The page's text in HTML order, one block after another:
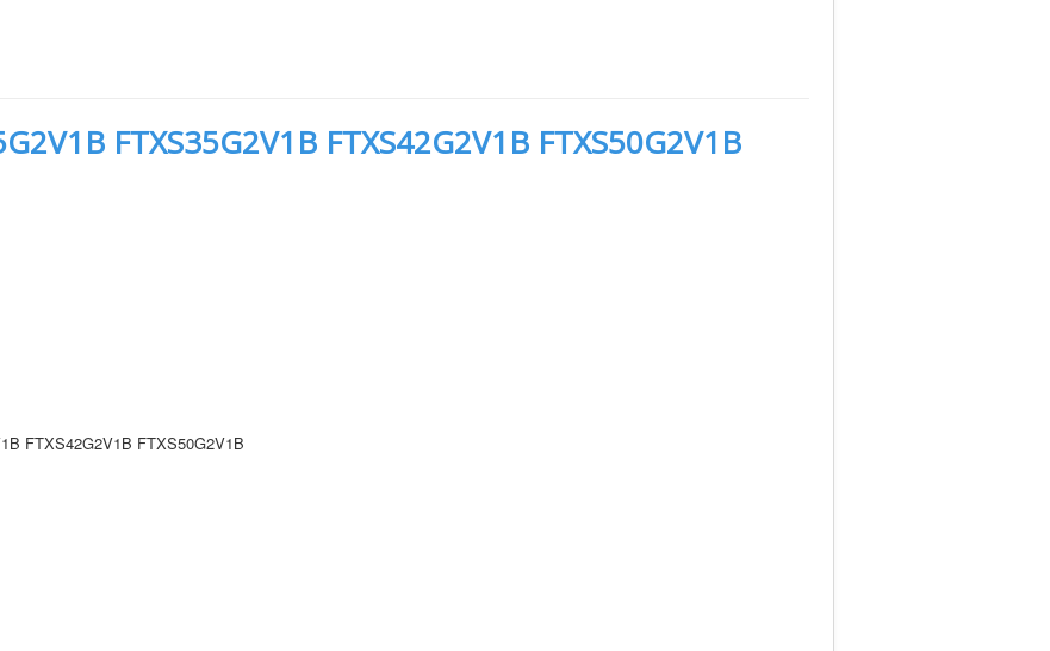
FTXS35G2V1B FTXS42G2V1B FTXS50G2V1B
FTXS42G2V1B FTXS50G2V1B